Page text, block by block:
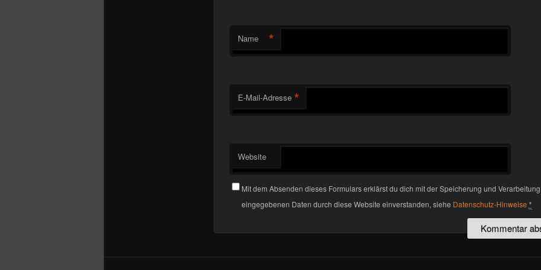
Name *
E-Mail-Adresse *
Website
Mit dem Absenden dieses Formulars erklärst du dich mit der Speicherung und
eingegebenen Daten durch diese Website einverstanden, siehe Datenschutz-Hinweise *